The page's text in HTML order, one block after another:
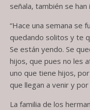
señala, también se han
“Hace una semana se
quedando solitos y te
Se están yendo. Se
hijos, que pues no les
uno que tiene hijos,
que llegan a venir y por
La familia de los